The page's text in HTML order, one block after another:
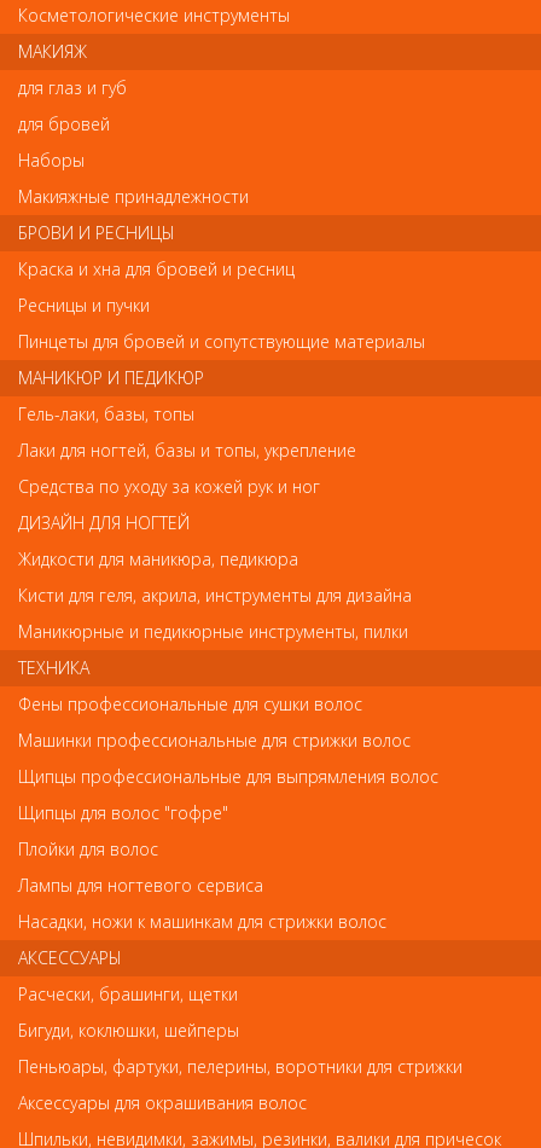
Лак от CHI обогащен протеинами шелка и травами, что
позволяет придать прическе невероятный блеск, объем и
эластичную фиксацию.
Состав: Керамика CHI44, протеины, аминокислоты шелка,
экстракты юкки, тысячелистника, корня лопуха, календулы,
хмеля, листьев грецкого ореха, цитрон-мелиссы, розмарина,
полыни, окопника, тимьяна, крапивы, корицы, чапараля.
Способ применения:Способ применения: Равномерно
распылите лак от CHI на расстоянии 25 - 30 см от волос и
моделируйте прическу.
Отзывы
Ваш отзыв станет первым
Напишите свой отзыв
Комментарий
Имя
Код
Обратите внимание
Внешний вид товара «CHI Magnified Volume Лак для объема»
может отличаться от фотографий на сайте. Несовпадение
внешнего вида и комплектности реального товара с
фотографиями и описанием на сайте не является показателем
Так же советуем посмотреть
Косметологические инструменты
МАКИЯЖ
для глаз и губ
для бровей
Наборы
Макияжные принадлежности
БРОВИ И РЕСНИЦЫ
Краска и хна для бровей и ресниц
Ресницы и пучки
Пинцеты для бровей и сопутствующие материалы
МАНИКЮР И ПЕДИКЮР
Гель-лаки, базы, топы
Лаки для ногтей, базы и топы, укрепление
Средства по уходу за кожей рук и ног
ДИЗАЙН ДЛЯ НОГТЕЙ
Жидкости для маникюра, педикюра
Кисти для геля, акрила, инструменты для дизайна
Маникюрные и педикюрные инструменты, пилки
ТЕХНИКА
Фены профессиональные для сушки волос
Машинки профессиональные для стрижки волос
Щипцы профессиональные для выпрямления волос
Щипцы для волос "гофре"
Плойки для волос
Лампы для ногтевого сервиса
Насадки, ножи к машинкам для стрижки волос
АКСЕССУАРЫ
Расчески, брашинги, щетки
Бигуди, коклюшки, шейперы
Пеньюары, фартуки, пелерины, воротники для стрижки
Аксессуары для окрашивания волос
Шпильки, невидимки, зажимы, резинки, валики для причесок